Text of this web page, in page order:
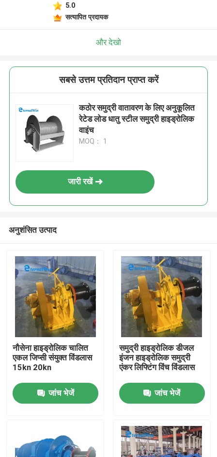
घर
5.0
सत्यापित प्रदायक
और देखो
सबसे उत्तम प्रतिदान प्राप्त करें
कठोर समुद्री वातावरण के लिए अनुकूलित
रेटेड लोड धातु स्टील समुद्री हाइड्रोलिक
वाइंच
MOQ： 1
जारी रखें
अनुशंसित उत्पाद
नौसेना हाइड्रोलिक चालित
एकल जिप्सी संयुक्त विंडलास
15kn 20kn
जांच भेजें
समुद्री हाइड्रोलिक डीजल
इंजन हाइड्रोलिक समुद्री
एंकर लिफ्टिंग विंच विंडलास
जांच भेजें